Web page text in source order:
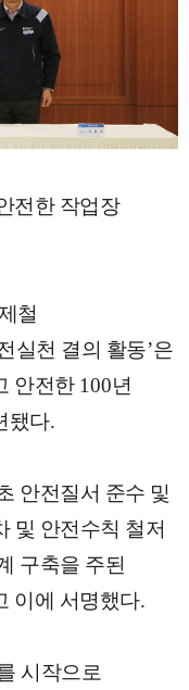
전한 작업장
철
실천 결의 활동’은
안전한 100년
됐다.
안전질서 준수 및
및 안전수칙 철저
구축을 주된
이에 서명했다.
시작으로